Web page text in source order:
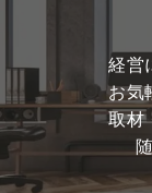
経営
お気
取材